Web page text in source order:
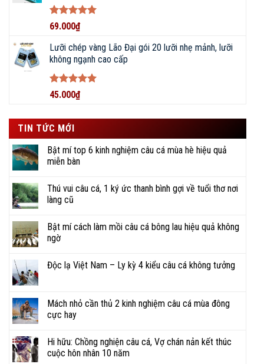
Website
Đội ngũ nhân viên CSKH nhanh chóng, hiểu biết rộng,
kinh nghiệm sâu về các loại dụng cụ câu cá.
Thái độ phục vụ tận tâm, chuyên nghiệp, tinh thần
Gợi ý nhiều địa điểm câu, kỹ thuật câu, cũng như
CHUYÊN NGHIỆP
Được xếp
55
sao
69.000₫
Lưỡi chép vàng Lão Đại gói 20 lưỡi nhẹ mảnh, lưỡi
không ngạnh cao cấp
Được xếp
55
45.000₫
TIN TỨC MỚI
Bật mí top 6 kinh nghiệm câu cá mùa hè hiệu quả
miễn bàn
Thú vui câu cá, 1 ký ức thanh bình gợi về tuổi thơ nơi
làng cũ
Bật mí cách làm mồi câu cá bông lau hiệu quả không
ngờ
Độc lạ Việt Nam – Ly kỳ 4 kiểu câu cá không tưởng
Mách nhỏ cần thủ 2 kinh nghiệm câu cá mùa đông
cực hay
Hi hữu: Chồng nghiện câu cá, Vợ chán nản kết thúc
cuộc hôn nhân 10 năm